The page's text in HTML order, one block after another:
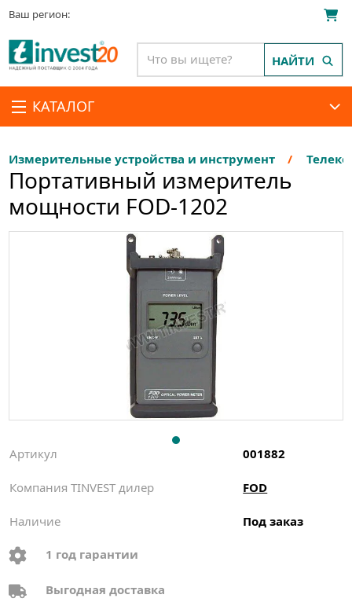
Ваш регион:
КАТАЛОГ
НАЙТИ
Измерительные устройства и инструмент
Портативный измеритель
мощности FOD-1202
Артикул 001882
Компания TINVEST дилер FOD
Наличие Под заказ
1 год гарантии
Выгодная доставка